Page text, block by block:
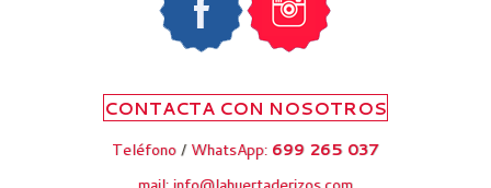
Teléfono / WhatsApp: 699 265 037